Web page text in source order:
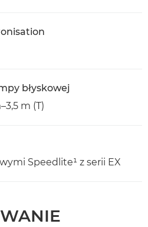
błyskowej
m (T)
Speedlite¹ z serii EX